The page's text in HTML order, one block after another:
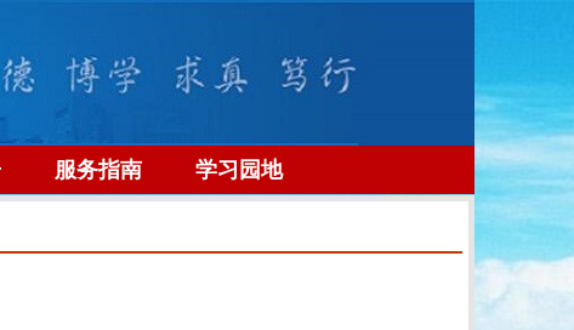
服务指南 学习园地